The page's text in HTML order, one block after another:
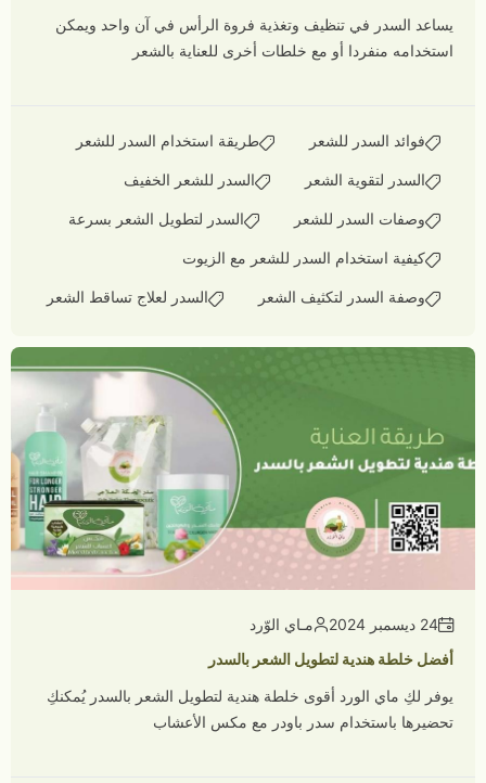
يساعد السدر في تنظيف وتغذية فروة الرأس في آن واحد ويمكن
استخدامه منفردا أو مع خلطات أخرى للعناية بالشعر
فوائد السدر للشعر طريقة استخدام السدر للشعر
السدر لتقوية الشعر السدر للشعر الخفيف
وصفات السدر للشعر السدر لتطويل الشعر بسرعة
كيفية استخدام السدر للشعر مع الزيوت
وصفة السدر لتكثيف الشعر السدر لعلاج تساقط الشعر
24 ديسمبر 2024
مـاي الوّرد
أفضل خلطة هندية لتطويل الشعر بالسدر
يوفر لكِ ماي الورد أقوى خلطة هندية لتطويل الشعر بالسدر يُمكنكِ
تحضيرها باستخدام سدر باودر مع مكس الأعشاب